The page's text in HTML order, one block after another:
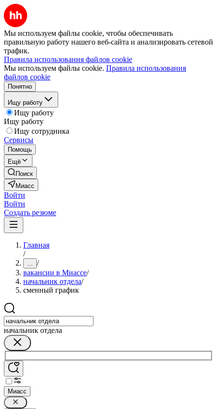
Мы используем файлы cookie, чтобы обеспечивать
правильную работу нашего веб-сайта и анализировать сетевой
трафик.
Правила использования файлов cookie
Мы используем файлы cookie. Правила использования
файлов cookie
Понятно
Ищу работу
Ищу работу
Ищу работу
Ищу сотрудника
Сервисы
Помощь
Ещё
Поиск
Миасс
Войти
Войти
Создать резюме
Главная
/
... /
вакансии в Миассе/
начальник отдела/
сменный график
начальник отдела
Миасс